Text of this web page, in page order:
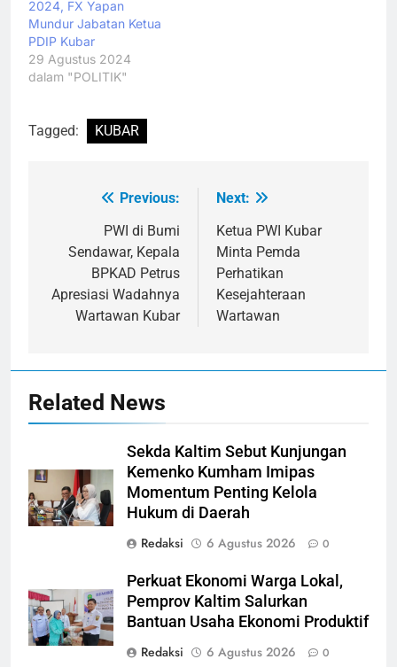
2024, FX Yapan
Mundur Jabatan Ketua
PDIP Kubar
29 Agustus 2024
dalam "POLITIK"
Tagged: KUBAR
NavigasiPrevious:
PWI di Bumi
Sendawar, Kepala
BPKAD Petrus
Apresiasi Wadahnya
Wartawan Kubar
Next:
Ketua PWI Kubar
Minta Pemda
Perhatikan
Kesejahteraan
Wartawan
Related News
Sekda Kaltim Sebut Kunjungan
Kemenko Kumham Imipas
Momentum Penting Kelola
Hukum di Daerah
Redaksi
6 Agustus 2026 0
Perkuat Ekonomi Warga Lokal,
Pemprov Kaltim Salurkan
Bantuan Usaha Ekonomi Produktif
Redaksi
6 Agustus 2026 0